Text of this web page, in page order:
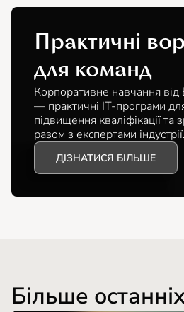
Практичні
для команд
Корпоративне навчання
— практичні IT-програми
підвищення кваліфікації та
разом з експертами індустрії.
ДІЗНАТИСЯ БІЛЬШЕ
Більше